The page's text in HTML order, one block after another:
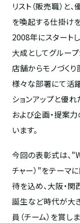
リスト（販売職）
を喚起する仕掛け
2008年にスタート
大成としてグルー
店舗からモノづく
様々な部署にて活
ションアップと優
および企画・提案
います。
今回の表彰式は、"
チャー） "をテーマ
待を込め、大阪・関
誕生など時代が大
員（チーム）を賞し